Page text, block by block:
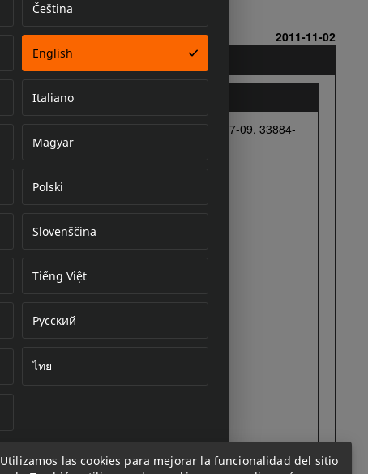
Utilizamos las cookies para mejorar la funcionalidad del sitio
Čeština
English
Italiano
Magyar
Polski
Slovenščina
Tiếng Việt
Русский
ไทย